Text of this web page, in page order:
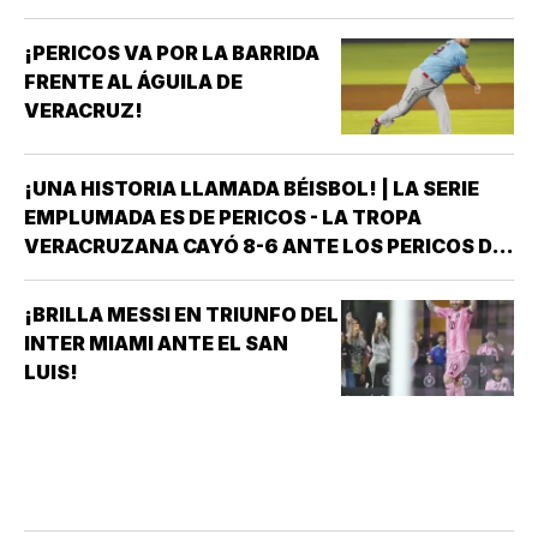
¡PERICOS VA POR LA BARRIDA
FRENTE AL ÁGUILA DE
VERACRUZ!
¡UNA HISTORIA LLAMADA BÉISBOL! | LA SERIE
EMPLUMADA ES DE PERICOS - LA TROPA
VERACRUZANA CAYÓ 8-6 ANTE LOS PERICOS DE
PUEBLA EN EL SEGUNDO JUEGO DE LA ÚLTIMA
SERIE DE LA TEMPORADA REGULAR EN EL
ESTADIO HERMANOS SERDÁN, CON LO QUE LOS
POBLANOS…
¡BRILLA MESSI EN TRIUNFO DEL
INTER MIAMI ANTE EL SAN
LUIS!